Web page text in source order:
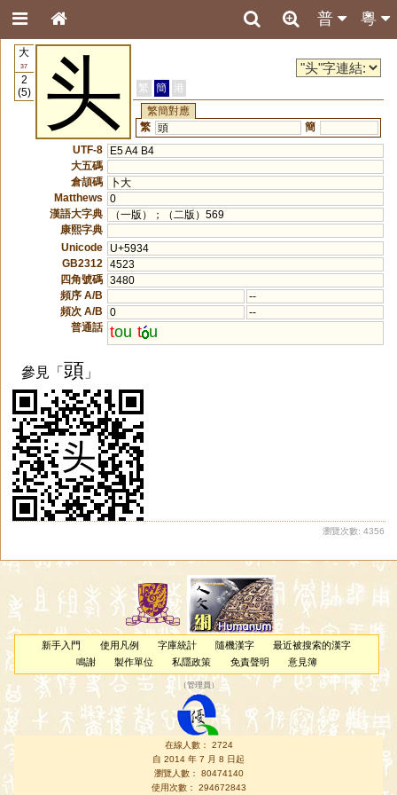
粵
普
大
37
2
(5)
头 繁 簡
港
繁簡對應
繁 頭
簡
UTF-8
E5 A4 B4
大五碼
倉頡碼
卜大
Matthews
0
漢語大字典
（一版）；（二版）569
康熙字典
Unicode
U+5934
GB2312
4523
四角號碼 3480
頻序 A/B
--
頻次 A/B
0
--
普通話 tou t u
參見「頭 」
瀏覽次數: 4356
新手入門 使用凡例 字庫統計 隨機漢字
最近被搜索的漢字
鳴謝
製作單位 私隱政策 免責聲明 意見簿
（管理員 ）
在線人數： 2724
自 2014 年 7 月 8 日起
瀏覽人數： 80474140
使用次數： 294672843